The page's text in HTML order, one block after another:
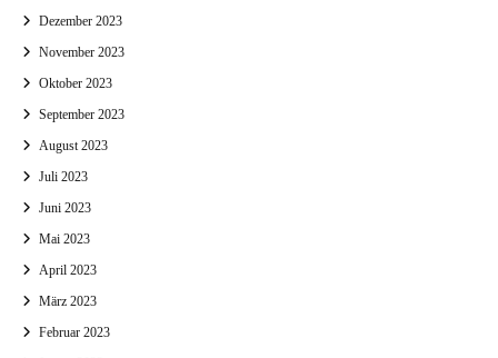
Dezember 2023
November 2023
Oktober 2023
September 2023
August 2023
Juli 2023
Juni 2023
Mai 2023
April 2023
März 2023
Februar 2023